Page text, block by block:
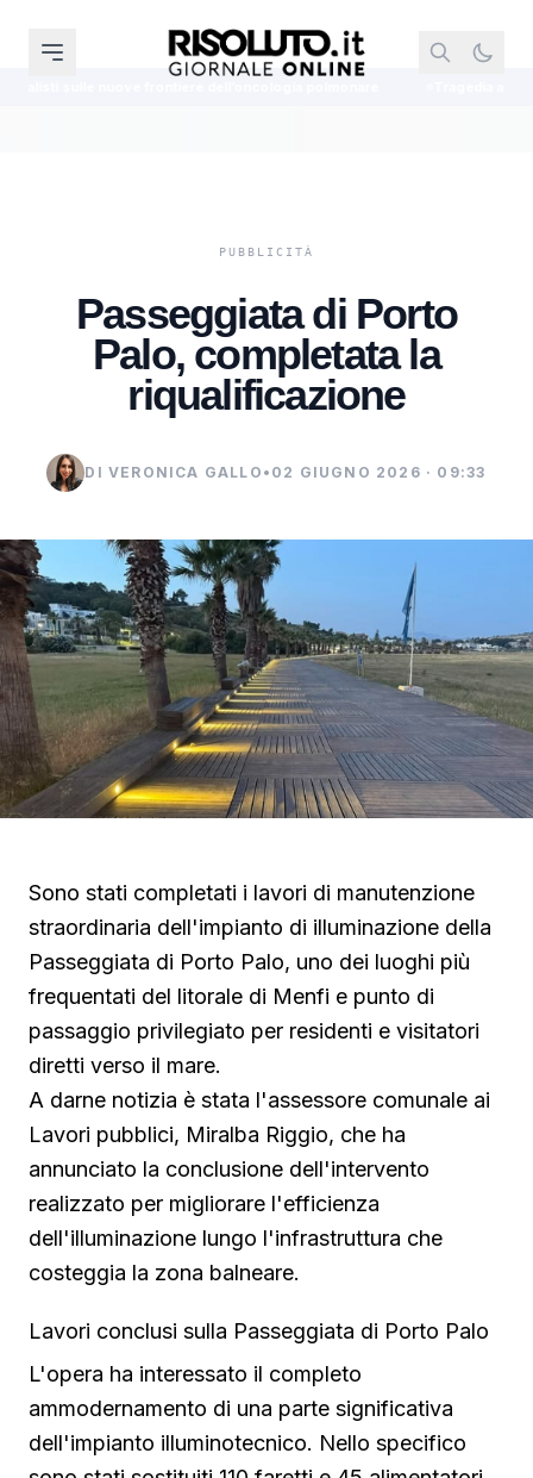
Passeggiata di Porto
Palo, completata la
riqualificazione
DI VERONICA GALLO • 02 GIUGNO 2026 · 09:33
Sono stati completati i lavori di manutenzione
straordinaria dell'impianto di illuminazione della
Passeggiata di Porto Palo, uno dei luoghi più
frequentati del litorale di Menfi e punto di
passaggio privilegiato per residenti e visitatori
diretti verso il mare.
A darne notizia è stata l'assessore comunale ai
Lavori pubblici, Miralba Riggio, che ha
annunciato la conclusione dell'intervento
realizzato per migliorare l'efficienza
dell'illuminazione lungo l'infrastruttura che
costeggia la zona balneare.
Lavori conclusi sulla Passeggiata di Porto Palo
L'opera ha interessato il completo
ammodernamento di una parte significativa
dell'impianto illuminotecnico. Nello specifico